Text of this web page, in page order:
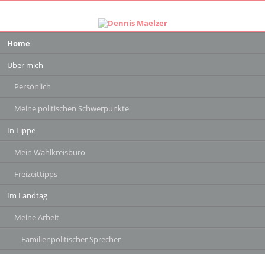
überspringen
Home
Über mich
Persönlich
Meine politischen Schwerpunkte
In Lippe
Mein Wahlkreisbüro
Freizeittipps
Im Landtag
Meine Arbeit
Familienpolitischer Sprecher